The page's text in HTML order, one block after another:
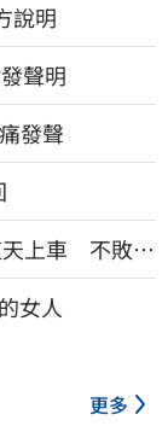
說明
聲明
發聲
天上車 不敗教
女人
更多